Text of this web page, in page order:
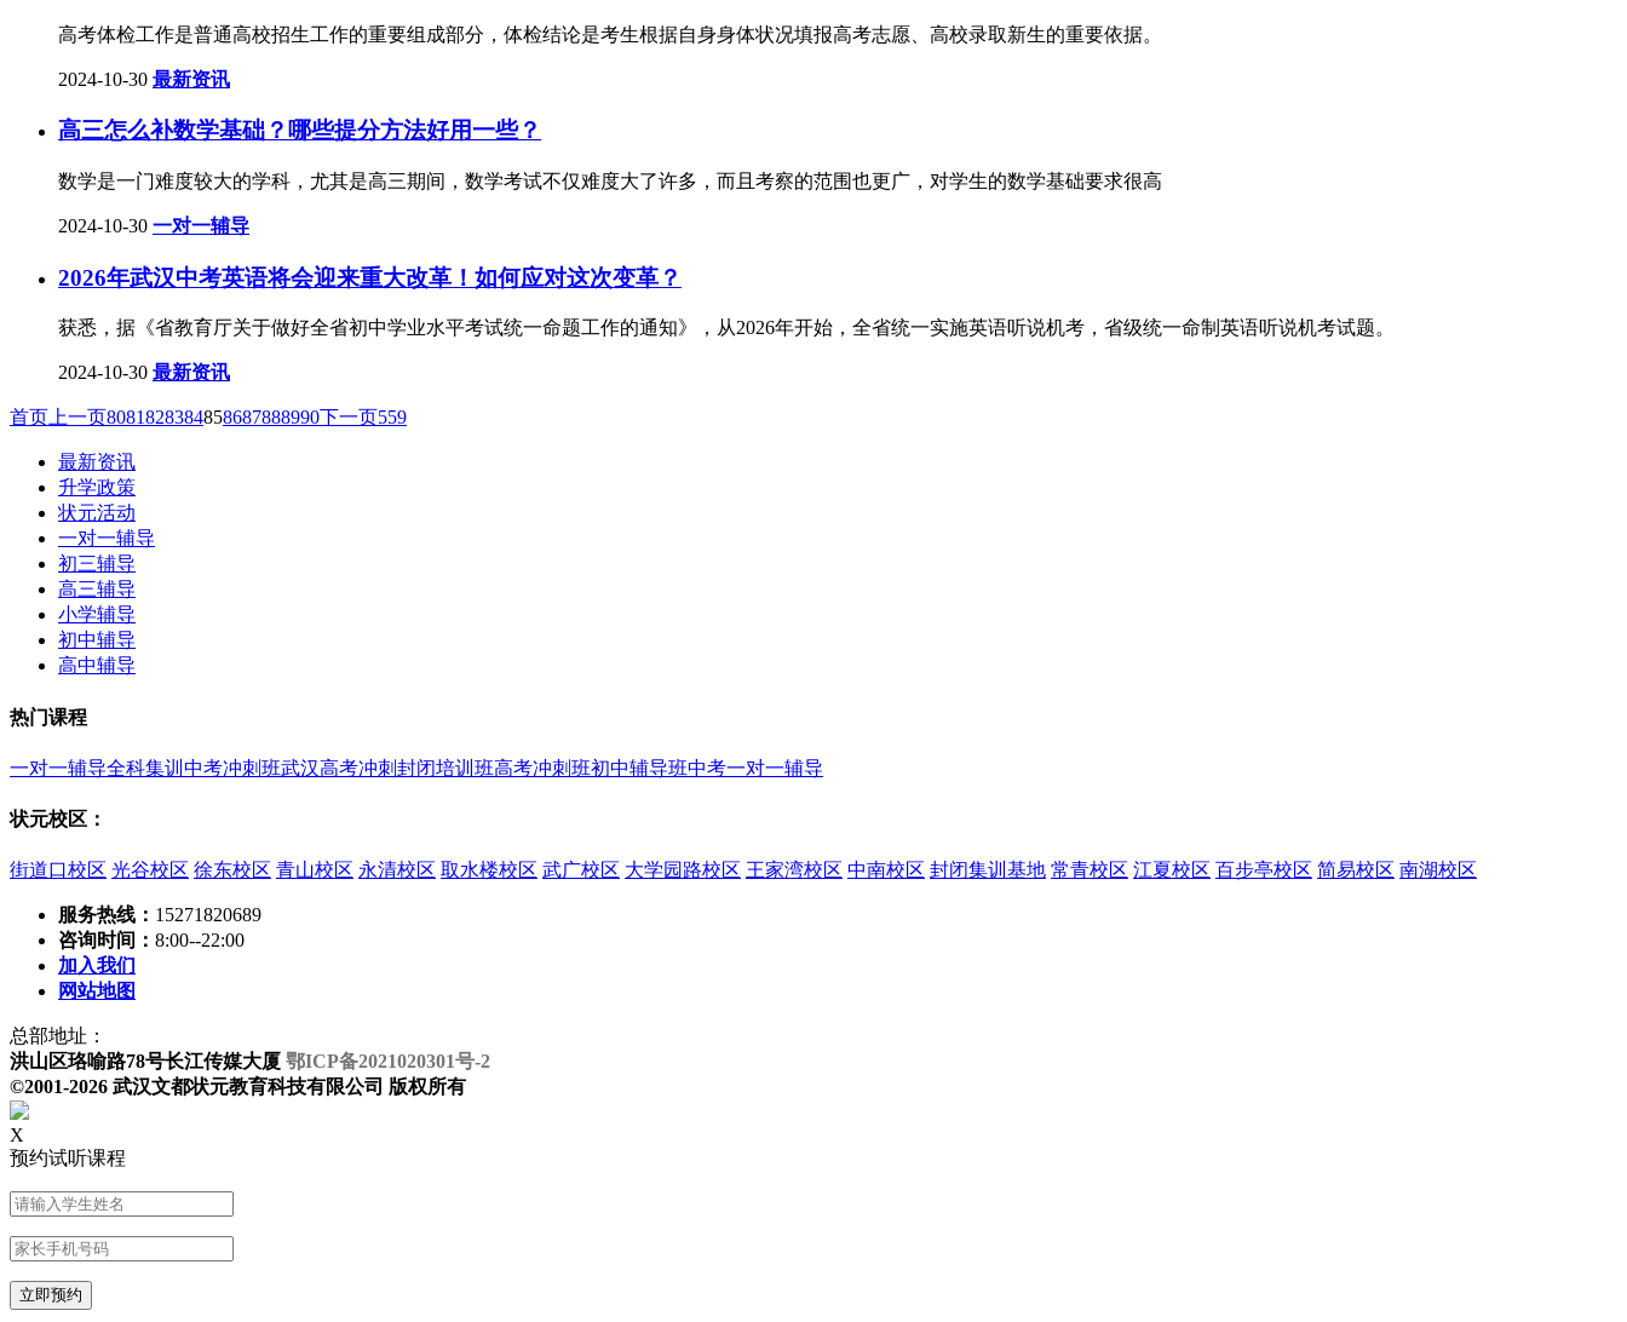
高考体检工作是普通高校招生工作的重要组成部分，体检结论是考生根据自身身体状况填报高考志愿、高校录取新生的重要依据。
2024-10-30 最新资讯
高三怎么补数学基础？哪些提分方法好用一些？
数学是一门难度较大的学科，尤其是高三期间，数学考试不仅难度大了许多，而且考察的范围也更广，对学生的数学基础要求很高
2024-10-30 一对一辅导
2026年武汉中考英语将会迎来重大改革！如何应对这次变革？
获悉，据《省教育厅关于做好全省初中学业水平考试统一命题工作的通知》，从2026年开始，全省统一实施英语听说机考，省级统一命制英语听说机考试题。
2024-10-30 最新资讯
首页 上一页8081828384858687888990下一页559
最新资讯
升学政策
状元活动
一对一辅导
初三辅导
高三辅导
小学辅导
初中辅导
高中辅导
热门课程
一对一辅导全科集训 中考冲刺班武汉高考冲刺封闭培训班高考冲刺班初中辅导班中考一对一辅导
状元校区：
街道口校区 光谷校区 徐东校区 青山校区 永清校区 取水楼校区 武广校区 大学园路校区 王家湾校区 中南校区 封闭集训基地 常青校区 江夏校区 百步亭校区 简易校区 南湖校区
服务热线： 15271820689
咨询时间： 8:00--22:00
加入我们
网站地图
总部地址：
洪山区珞喻路78号长江传媒大厦 鄂ICP备2021020301号-2
©2001-2026 武汉文都状元教育科技有限公司 版权所有
X
预约试听课程